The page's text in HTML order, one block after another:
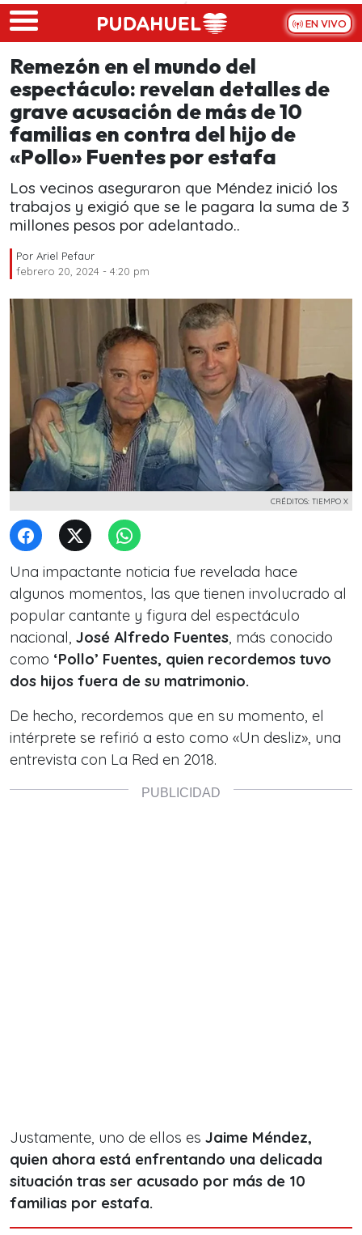
Skip to main content
EN VIVO
Remezón en el mundo del
espectáculo: revelan detalles de
grave acusación de más de 10
familias en contra del hijo de
«Pollo» Fuentes por estafa
Los vecinos aseguraron que Méndez inició los
trabajos y exigió que se le pagara la suma de 3
millones pesos por adelantado..
Por Ariel Pefaur
febrero 20, 2024 - 4:20 pm
CRÉDITOS: TIEMPO X
Una impactante noticia fue revelada hace
algunos momentos, las que tienen involucrado al
popular cantante y figura del espectáculo
nacional, José Alfredo Fuentes, más conocido
como ‘Pollo’ Fuentes, quien recordemos tuvo
dos hijos fuera de su matrimonio.
De hecho, recordemos que en su momento, el
intérprete se refirió a esto como «Un desliz», una
entrevista con La Red en 2018.
Justamente, uno de ellos es Jaime Méndez,
quien ahora está enfrentando una delicada
situación tras ser acusado por más de 10
familias por estafa.